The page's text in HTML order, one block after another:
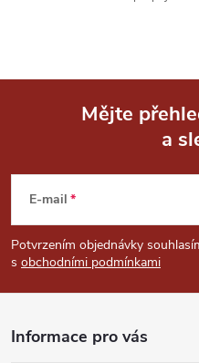
p
a
Mějte
a
E-mail
Potvrzením objednávky
s obchodními podmínkami
Informace pro vás